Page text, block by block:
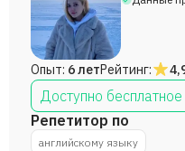
Опыт: 6 летРейтинг:
Доступно бесплатное
Репетитор по
английскому языку